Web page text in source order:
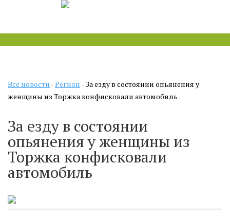
Все новости -Регион - За езду в состоянии опьянения у
женщины из Торжка конфисковали автомобиль
За езду в состоянии
опьянения у женщины из
Торжка конфисковали
автомобиль